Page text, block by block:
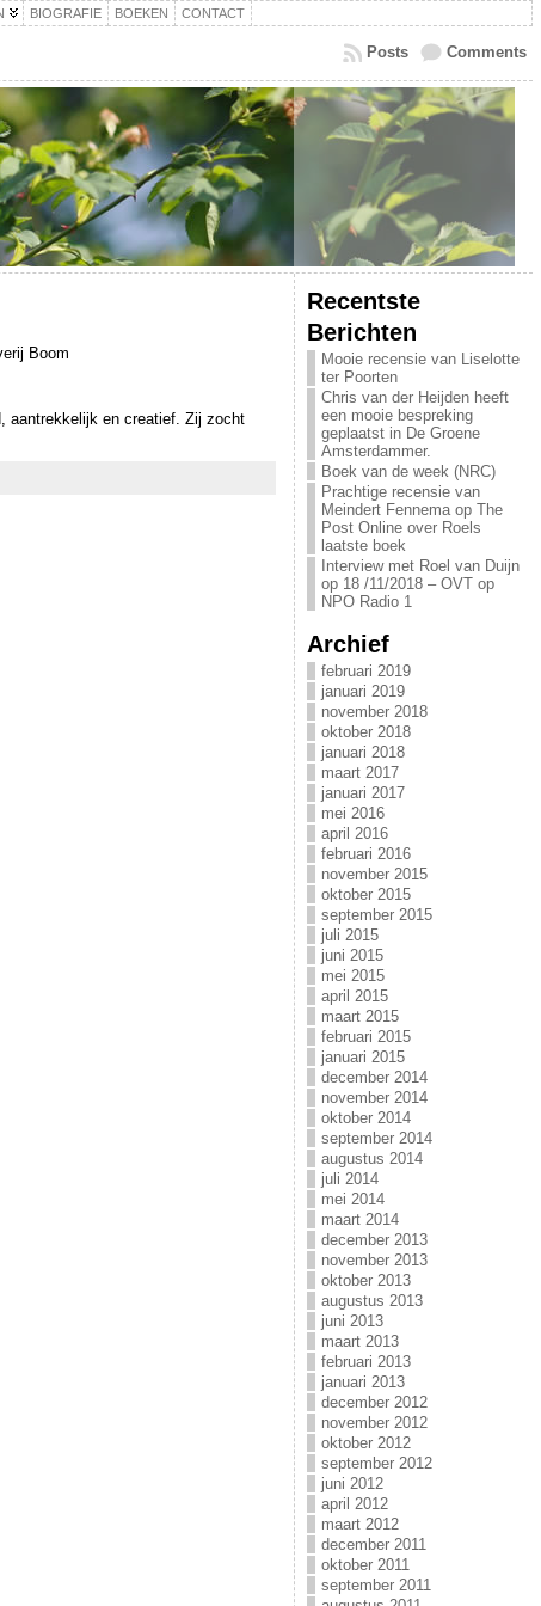
BIOGRAFIE BOEKEN CONTACT
Comments
Posts
Boom
aantrekkelijk en creatief. Zij zocht
Recentste
Berichten
Mooie recensie van Liselotte
ter Poorten
Chris van der Heijden heeft
een mooie bespreking
geplaatst in De Groene
Amsterdammer.
Boek van de week (NRC)
Prachtige recensie van
Meindert Fennema op The
Post Online over Roels
laatste boek
Interview met Roel van Duijn
op 18 /11/2018 – OVT op
NPO Radio 1
Archief
februari 2019
januari 2019
november 2018
oktober 2018
januari 2018
maart 2017
januari 2017
mei 2016
april 2016
februari 2016
november 2015
oktober 2015
september 2015
juli 2015
juni 2015
mei 2015
april 2015
maart 2015
februari 2015
januari 2015
december 2014
november 2014
oktober 2014
september 2014
augustus 2014
juli 2014
mei 2014
maart 2014
december 2013
november 2013
oktober 2013
augustus 2013
juni 2013
maart 2013
februari 2013
januari 2013
december 2012
november 2012
oktober 2012
september 2012
juni 2012
april 2012
maart 2012
december 2011
oktober 2011
september 2011